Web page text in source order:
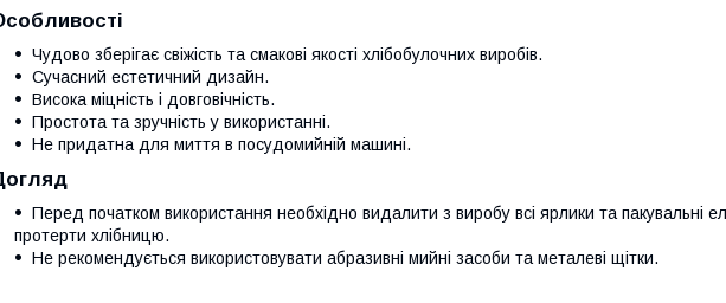
Чудово зберігає свіжість та смакові якості хлібобулочних виробів.
Сучасний естетичний дизайн.
Висока міцність і довговічність.
Простота та зручність у використанні.
Не придатна для миття в посудомийній машині.
Перед початком використання необхідно видалити з виробу всі ярлики та пакувальні
протерти хлібницю.
Не рекомендується використовувати абразивні мийні засоби та металеві щітки.